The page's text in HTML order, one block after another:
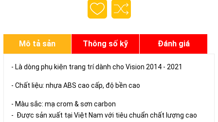
Mô tả sản
phẩm
Thông số kỹ
thuật
Đánh giá
- Là dòng phụ kiện trang trí dành cho Vision 2014 - 2021
- Chất liệu: nhựa ABS cao cấp, độ bền cao
- Màu sắc: mạ crom & sơn carbon
- Được sản xuất tại Việt Nam với tiêu chuẩn chất lượng cao